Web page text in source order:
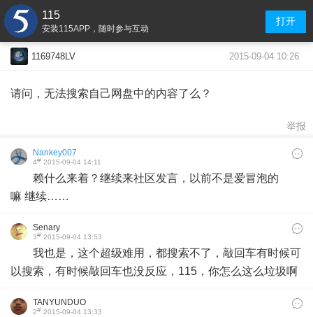
115
安装115APP，随时参与互动
打开
1169748LV 2015-09-04 10:26
请问，无法搜索自己网盘中的内容了么？
举报
Nankey007
4# 2015-09-04 14:11
赖什么来着？继续来社区发言，以前不是爱冒泡的
嘛 继续……
Senary
3# 2015-09-04 13:53
我也是，这个超级难用，都搜索不了，敲回车有时候可
以搜索，有时候敲回车也没反应，115，你怎么这么垃圾啊
TANYUNDUO
2# 2015-09-04 13:33